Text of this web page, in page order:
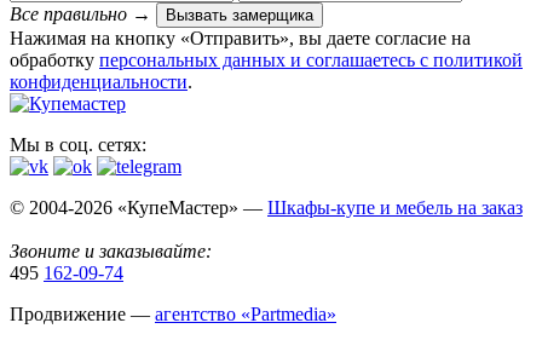
Все правильно → Вызвать замерщика
Нажимая на кнопку «Отправить», вы даете согласие на
обработку персональных данных​ и соглашаетесь c политикой
конфиденциальности.
Мы в соц. сетях:
© 2004-2026 «КупеМастер» — Шкафы-купе и мебель на заказ
Звоните и заказывайте:
495 162-09-74
Продвижение — агентство «Partmedia»